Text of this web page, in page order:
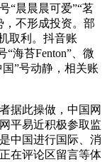
晨晨晨可爱”“茗
，不形成投资。部
取利。抖音账
“海苔Fenton”、微
”号动静，相关账
此操做，中国网
平易近积极参取监
中国进行国际、消
在评论区留言等体